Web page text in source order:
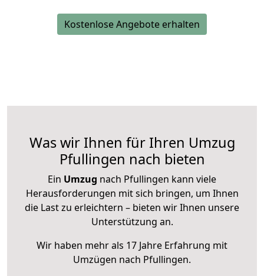
Kostenlose Angebote erhalten
Was wir Ihnen für Ihren Umzug
Pfullingen nach bieten
Ein Umzug nach Pfullingen kann viele
Herausforderungen mit sich bringen, um Ihnen
die Last zu erleichtern – bieten wir Ihnen unsere
Unterstützung an.
Wir haben mehr als 17 Jahre Erfahrung mit
Umzügen nach Pfullingen.